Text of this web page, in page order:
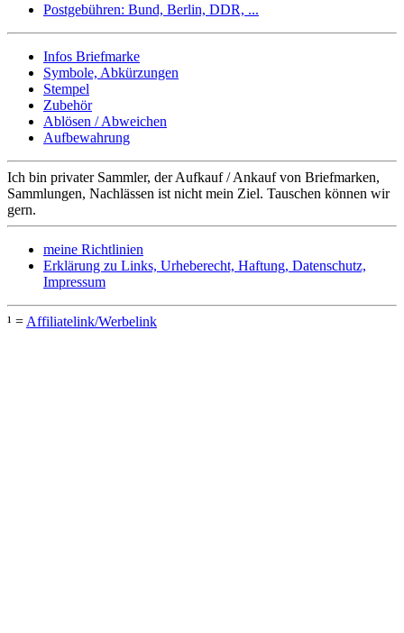
Postgebühren: Bund, Berlin, DDR, ...
Infos Briefmarke
Symbole, Abkürzungen
Stempel
Zubehör
Ablösen / Abweichen
Aufbewahrung
Ich bin privater Sammler, der Aufkauf / Ankauf von Briefmarken,
Sammlungen, Nachlässen ist nicht mein Ziel. Tauschen können wir
gern.
meine Richtlinien
Erklärung zu Links, Urheberecht, Haftung, Datenschutz,
Impressum
¹ = Affiliatelink/Werbelink